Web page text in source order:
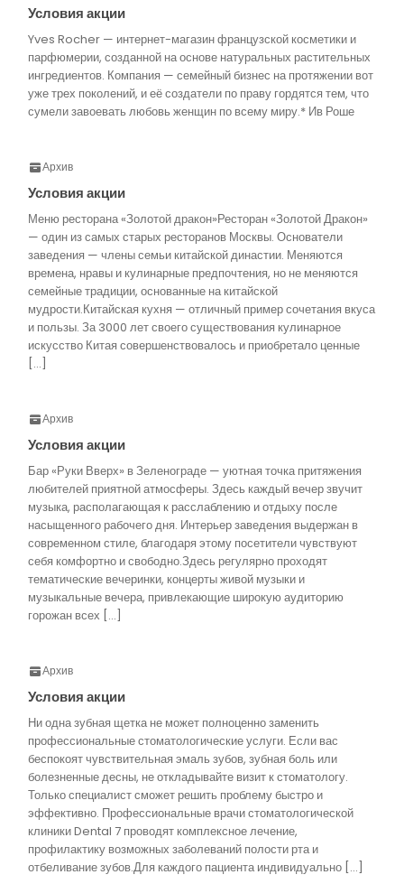
Условия акции
Yves Rocher — интернет-магазин французской косметики и
парфюмерии, созданной на основе натуральных растительных
ингредиентов. Компания — семейный бизнес на протяжении вот
уже трех поколений, и её создатели по праву гордятся тем, что
сумели завоевать любовь женщин по всему миру.* Ив Роше
Архив
Условия акции
Меню ресторана «Золотой дракон»Ресторан «Золотой Дракон»
— один из самых старых ресторанов Москвы. Основатели
заведения — члены семьи китайской династии. Меняются
времена, нравы и кулинарные предпочтения, но не меняются
семейные традиции, основанные на китайской
мудрости.Китайская кухня — отличный пример сочетания вкуса
и пользы. За 3000 лет своего существования кулинарное
искусство Китая совершенствовалось и приобретало ценные
[…]
Архив
Условия акции
Бар «Руки Вверх» в Зеленограде — уютная точка притяжения
любителей приятной атмосферы. Здесь каждый вечер звучит
музыка, располагающая к расслаблению и отдыху после
насыщенного рабочего дня. Интерьер заведения выдержан в
современном стиле, благодаря этому посетители чувствуют
себя комфортно и свободно.Здесь регулярно проходят
тематические вечеринки, концерты живой музыки и
музыкальные вечера, привлекающие широкую аудиторию
горожан всех […]
Архив
Условия акции
Ни одна зубная щетка не может полноценно заменить
профессиональные стоматологические услуги. Если вас
беспокоят чувствительная эмаль зубов, зубная боль или
болезненные десны, не откладывайте визит к стоматологу.
Только специалист сможет решить проблему быстро и
эффективно. Профессиональные врачи стоматологической
клиники Dental 7 проводят комплексное лечение,
профилактику возможных заболеваний полости рта и
отбеливание зубов.Для каждого пациента индивидуально […]